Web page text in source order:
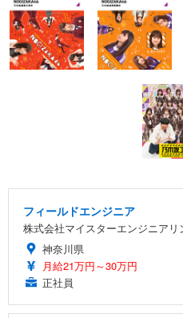
フィールドエンジニア
株式会社マイスターエンジニアリ
神奈川県
月給21万円～30万円
正社員